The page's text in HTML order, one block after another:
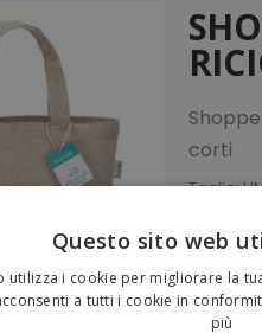
corti
Taglie:
Fasce
Questo sito web
utilizza i cookie per migliorare la
a tutti i cookie in
più